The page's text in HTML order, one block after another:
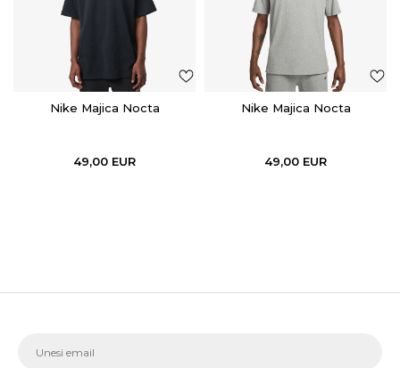
Nike Majica Nocta
49,00 EUR
Nike Majica Nocta
49,00 EUR